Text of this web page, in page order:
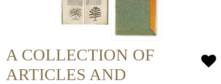
A COLLECTION OF
ARTICLES AND